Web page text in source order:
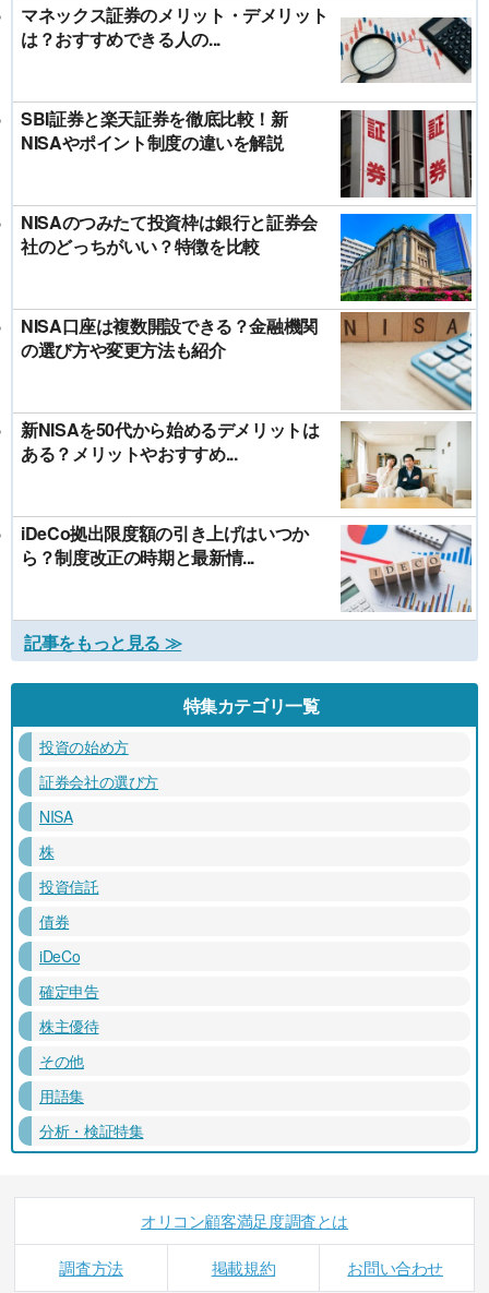
マネックス証券のメリット・デメリット
は？おすすめできる人の...
SBI証券と楽天証券を徹底比較！新
NISAやポイント制度の違いを解説
NISAのつみたて投資枠は銀行と証券会
社のどっちがいい？特徴を比較
NISA口座は複数開設できる？金融機関
の選び方や変更方法も紹介
新NISAを50代から始めるデメリットは
ある？メリットやおすすめ...
iDeCo拠出限度額の引き上げはいつか
ら？制度改正の時期と最新情...
記事をもっと見る ≫
特集カテゴリ一覧
投資の始め方
証券会社の選び方
NISA
株
投資信託
債券
iDeCo
確定申告
株主優待
その他
用語集
分析・検証特集
オリコン顧客満足度調査とは
調査方法 掲載規約 お問い合わせ